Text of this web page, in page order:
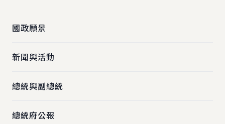
國政願景
新聞與活動
總統與副總統
總統府公報